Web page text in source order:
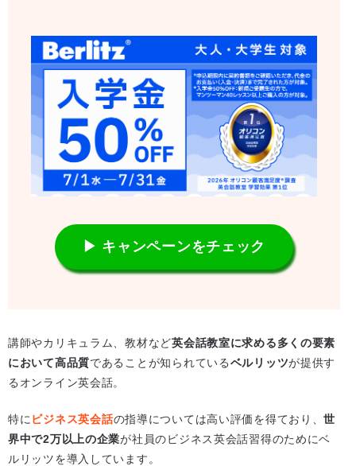
▶ キャンペーンをチェック
講師やカリキュラム、教材など英会話教室に求める多くの要素
において高品質であることが知られているベルリッツが提供す
るオンライン英会話。
特に ビジネス英会話の指導については高い評価を得ており、世
界中で2万以上の企業が社員のビジネス英会話習得のためにベ
ルリッツを導入しています。